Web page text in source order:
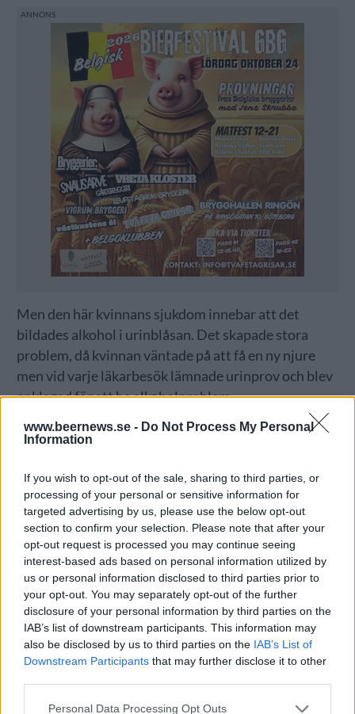
www.beernews.se - Do Not Process My Personal
Information
If you wish to opt-out of the sale, sharing to third parties, or
processing of your personal or sensitive information for
targeted advertising by us, please use the below opt-out
section to confirm your selection. Please note that after your
opt-out request is processed you may continue seeing
interest-based ads based on personal information utilized by
us or personal information disclosed to third parties prior to
your opt-out. You may separately opt-out of the further
disclosure of your personal information by third parties on the
IAB’s list of downstream participants. This information may
also be disclosed by us to third parties on the IAB’s List of
Downstream Participants that may further disclose it to other
Personal Data Processing Opt Outs
Men den här kvinnans sjukdom innebar att det
bildades alkohol i urinblåsan. Det skapade stora
problem, då kvinnan väntade på att få en ny njure
men vid varje läkarbesök lämnade urinprov och blev
anklagad för att ha alkoholproblem.
Till slut kunde forskare använda hennes urin i ett
experiment för att producera alkohol och gåtan var
processen var att kvinnan hade långt gången
diabetes, och därmed hade höga sockerhalter även i
urinblåsan.
Den 61-åriga kvinnan kunde därmed få komma
vidare i sin process med att byta njure och eftersom
alkoholen bildades först i urinen, kände sig kvinnan
aldrig berusad. Så här i efterhand måste kvinnan ha
undrat hur man egentligen mäter promille på
sjukhusen hon besökte, men allt hade alltså en
naturlig förklaring.